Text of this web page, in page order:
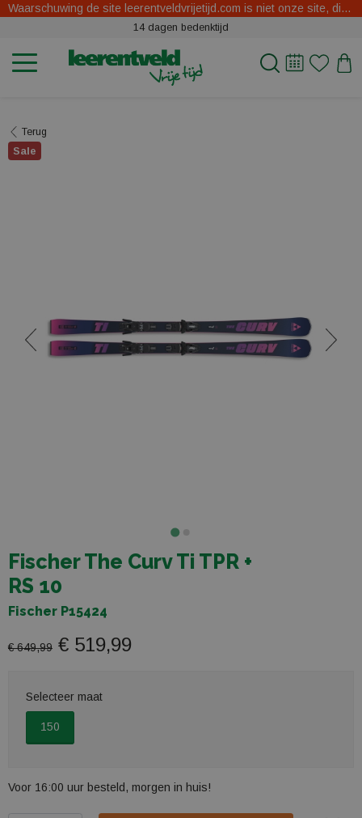
Waarschuwing de site leerentveldvrijetijd.com is niet onze site, dit zijn oplichters.
14 dagen bedenktijd
Terug
Sale
Fischer The Curv Ti TPR +
RS 10
Fischer P15424
€ 649,99 € 519,99
Selecteer maat
150
Voor 16:00 uur besteld, morgen in huis!